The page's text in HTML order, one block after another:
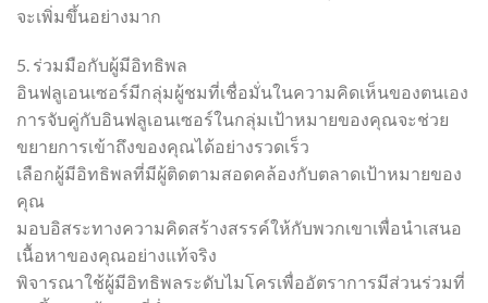
จะเพิ่มขึ้นอย่างมาก
5. ร่วมมือกับผู้มีอิทธิพล
อินฟลูเอนเซอร์มีกลุ่มผู้ชมที่เชื่อมั่นในความคิดเห็นของตนเอง
การจับคู่กับอินฟลูเอนเซอร์ในกลุ่มเป้าหมายของคุณจะช่วย
ขยายการเข้าถึงของคุณได้อย่างรวดเร็ว
เลือกผู้มีอิทธิพลที่มีผู้ติดตามสอดคล้องกับตลาดเป้าหมายของ
คุณ
มอบอิสระทางความคิดสร้างสรรค์ให้กับพวกเขาเพื่อนำเสนอ
เนื้อหาของคุณอย่างแท้จริง
พิจารณาใช้ผู้มีอิทธิพลระดับไมโครเพื่ออัตราการมีส่วนร่วมที่